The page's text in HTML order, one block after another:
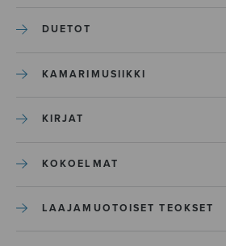
DUETOT
KAMARIMUSIIKKI
KIRJAT
KOKOELMAT
LAAJAMUOTOISET TEOKSET